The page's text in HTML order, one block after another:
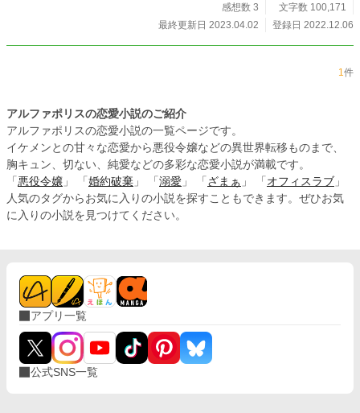
感想数 3
文字数 100,171
最終更新日 2023.04.02
登録日 2022.12.06
1件
アルファポリスの恋愛小説のご紹介
アルファポリスの恋愛小説の一覧ページです。
イケメンとの甘々な恋愛から悪役令嬢などの異世界転移ものまで、
胸キュン、切ない、純愛などの多彩な恋愛小説が満載です。
「 悪役令嬢 」 「 婚約破棄 」 「 溺愛 」 「 ざまぁ 」 「 オフィスラブ 」
人気のタグからお気に入りの小説を探すこともできます。ぜひお気
に入りの小説を見つけてください。
アプリ一覧
公式SNS一覧